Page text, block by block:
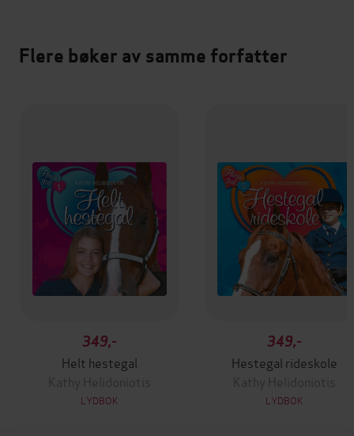
Flere bøker av samme forfatter
349,-
Helt hestegal
Kathy Helidoniotis
LYDBOK
349,-
Hestegal rideskole
Kathy Helidoniotis
LYDBOK